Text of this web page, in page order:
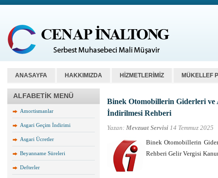
ANASAYFA HAKKIMIZDA HİZMETLERİMİZ MÜKELLEF
ALFABETİK MENÜ
Amortismanlar
Asgari Geçim İndirimi
Asgari Ücretler
Beyanname Süreleri
Defterler
Binek Otomobillerin Giderleri ve
İndirilmesi Rehberi
Yazan: Mevzuat Servisi 14 Temmuz 2025
Binek Otomobillerin
Rehberi Gelir Vergisi